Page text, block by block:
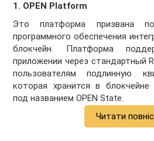
1. OPEN Platform
Это платформа призвана
программного обеспечения
блокчейн. Платформа
приложении через стандартный
пользователям подлинную
которая хранится в блокчейне
под названием OPEN State.
Читати